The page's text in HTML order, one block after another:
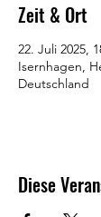
Zeit & Ort
22. Juli 2025,
Isernhagen,
Deutschland
Diese